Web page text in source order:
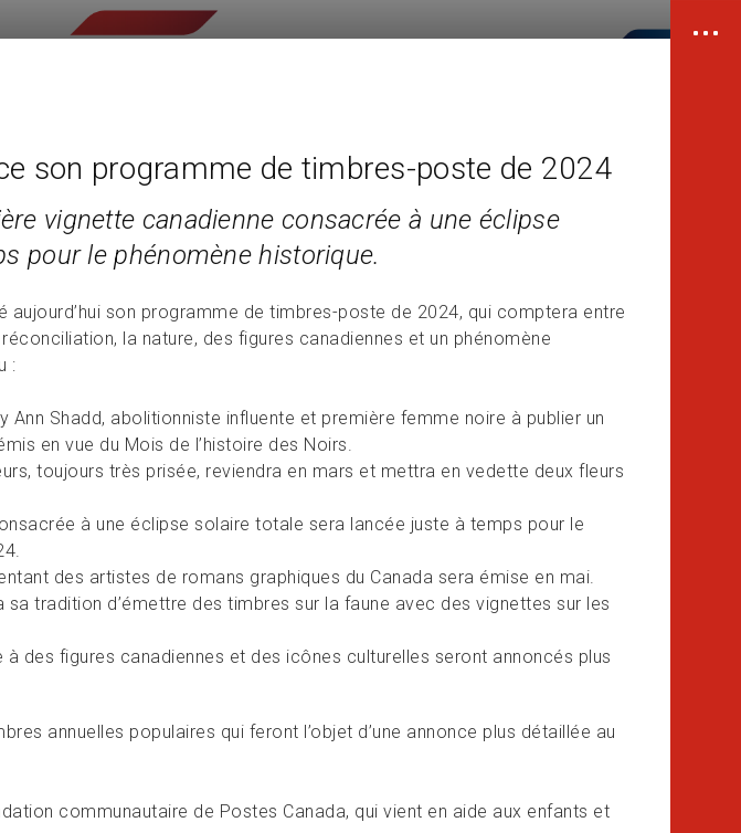
son programme de timbres-poste de 2024
vignette canadienne consacrée à une éclipse
pour le phénomène historique.
aujourd’hui son programme de timbres-poste de 2024, qui comptera entre
la nature, des figures canadiennes et un phénomène
:
Ann Shadd, abolitionniste influente et première femme noire à publier un
en vue du Mois de l’histoire des Noirs.
toujours très prisée, reviendra en mars et mettra en vedette deux fleurs
à une éclipse solaire totale sera lancée juste à temps pour le
des artistes de romans graphiques du Canada sera émise en mai.
sa tradition d’émettre des timbres sur la faune avec des vignettes sur les
à des figures canadiennes et des icônes culturelles seront annoncés plus
annuelles populaires qui feront l’objet d’une annonce plus détaillée au
communautaire de Postes Canada, qui vient en aide aux enfants et